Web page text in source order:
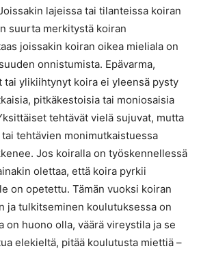
lajeissa tai tilanteissa koiran
suurta merkitystä koiran
joissakin koiran oikea mieliala on
onnistumista. Epävarma,
tai ylikiihtynyt koira ei yleensä pysty
pitkäkestoisia tai moniosaisia
tehtävät vielä sujuvat, mutta
tehtävien monimutkaistuessa
Jos koiralla on työskennellessä
olettaa, että koira pyrkii
on opetettu. Tämän vuoksi koiran
ja tulkitseminen koulutuksessa on
on huono olla, väärä vireystila ja se
elekieltä, pitää koulutusta miettiä –